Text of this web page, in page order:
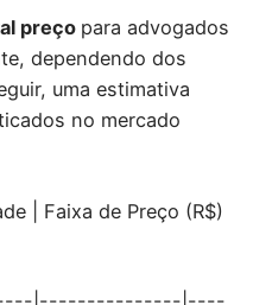
preço para advogados
dependendo dos
uma estimativa
no mercado
| Faixa de Preço (R$)